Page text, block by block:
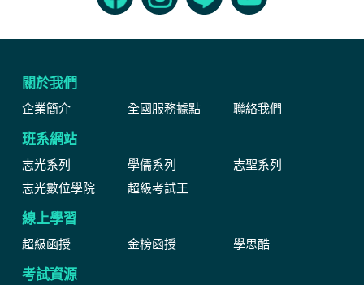
關於我們
企業簡介 全國服務據點 聯絡我們
班系網站
志光系列 學儒系列
志聖系列
志光數位學院
超級考試王
線上學習
超級函授 金榜函授 學思酷
考試資源